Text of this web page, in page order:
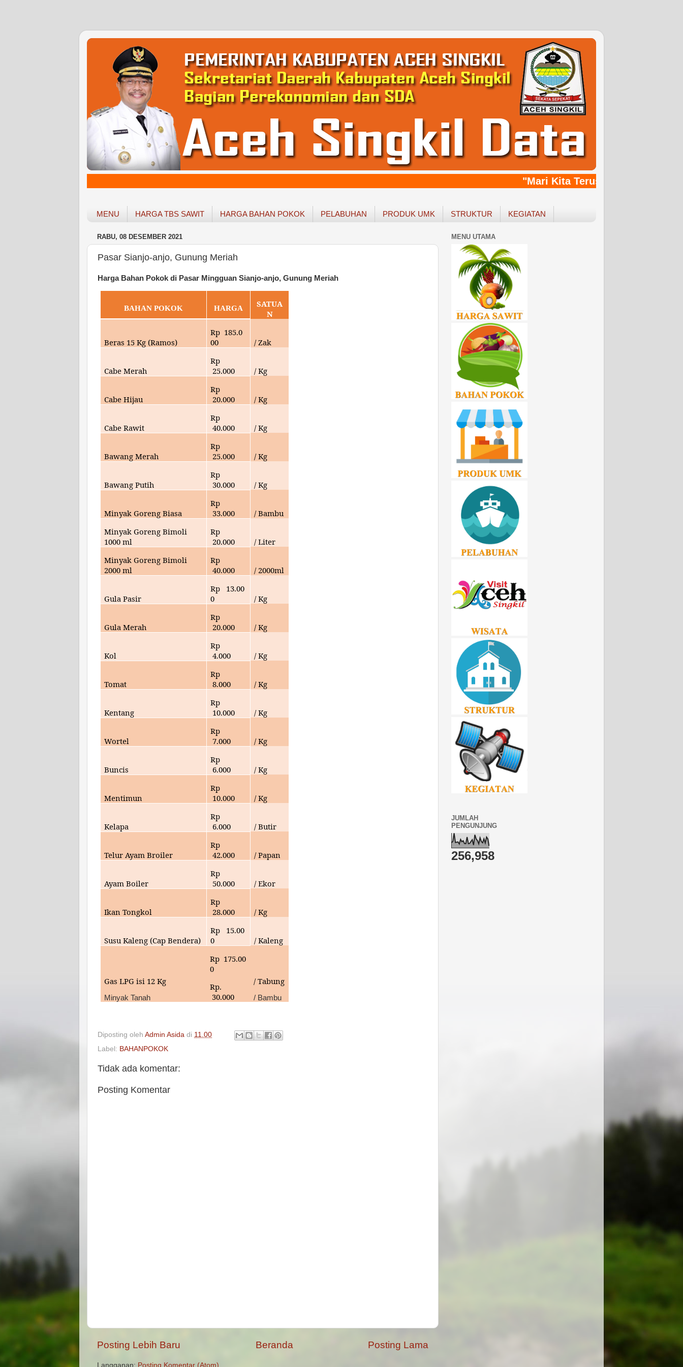
"Mari Kita Terus Bersinergy,
MENU HARGA TBS SAWIT HARGA BAHAN POKOK PELABUHAN PRODUK UMK STRUKTUR KEGIATAN
RABU, 08 DESEMBER 2021
Pasar Sianjo-anjo, Gunung Meriah
Harga Bahan Pokok di Pasar Mingguan Sianjo-anjo, Gunung Meriah
BAHAN POKOK HARGA
SATUA
N
Beras 15 Kg (Ramos)
Rp 185.0
00
/ Zak
Cabe Merah
Rp
25.000 / Kg
Cabe Hijau
Rp
20.000 / Kg
Cabe Rawit
Rp
40.000 / Kg
Bawang Merah
Rp
25.000 / Kg
Bawang Putih
Rp
30.000 / Kg
Minyak Goreng Biasa
Rp
33.000
/ Bambu
Minyak Goreng Bimoli
1000 ml
Rp
20.000
/ Liter
Minyak Goreng Bimoli
2000 ml
Rp
40.000 / 2000ml
Gula Pasir
Rp
13.00
0
/ Kg
Gula Merah
Rp
20.000 / Kg
Kol
Rp
4.000 / Kg
Tomat
Rp
8.000 / Kg
Kentang
Rp
10.000 / Kg
Wortel
Rp
7.000 / Kg
Buncis
Rp
6.000 / Kg
Mentimun
Rp
10.000 / Kg
Kelapa
Rp
6.000 / Butir
Telur Ayam Broiler
Rp
42.000 / Papan
Ayam Boiler
Rp
50.000 / Ekor
Ikan Tongkol
Rp
28.000 / Kg
Susu Kaleng (Cap Bendera)
Rp
15.00
0
/ Kaleng
Gas LPG isi 12 Kg
Minyak Tanah
Rp 175.00
0
Rp.
30.000
/ Tabung
/ Bambu
Diposting oleh Admin Asida di 11.00
Label: BAHANPOKOK
Tidak ada komentar:
Posting Komentar
Posting Lebih Baru Posting Lama
Beranda
Langganan: Posting Komentar (Atom)
MENU UTAMA
JUMLAH
PENGUNJUNG
256,958